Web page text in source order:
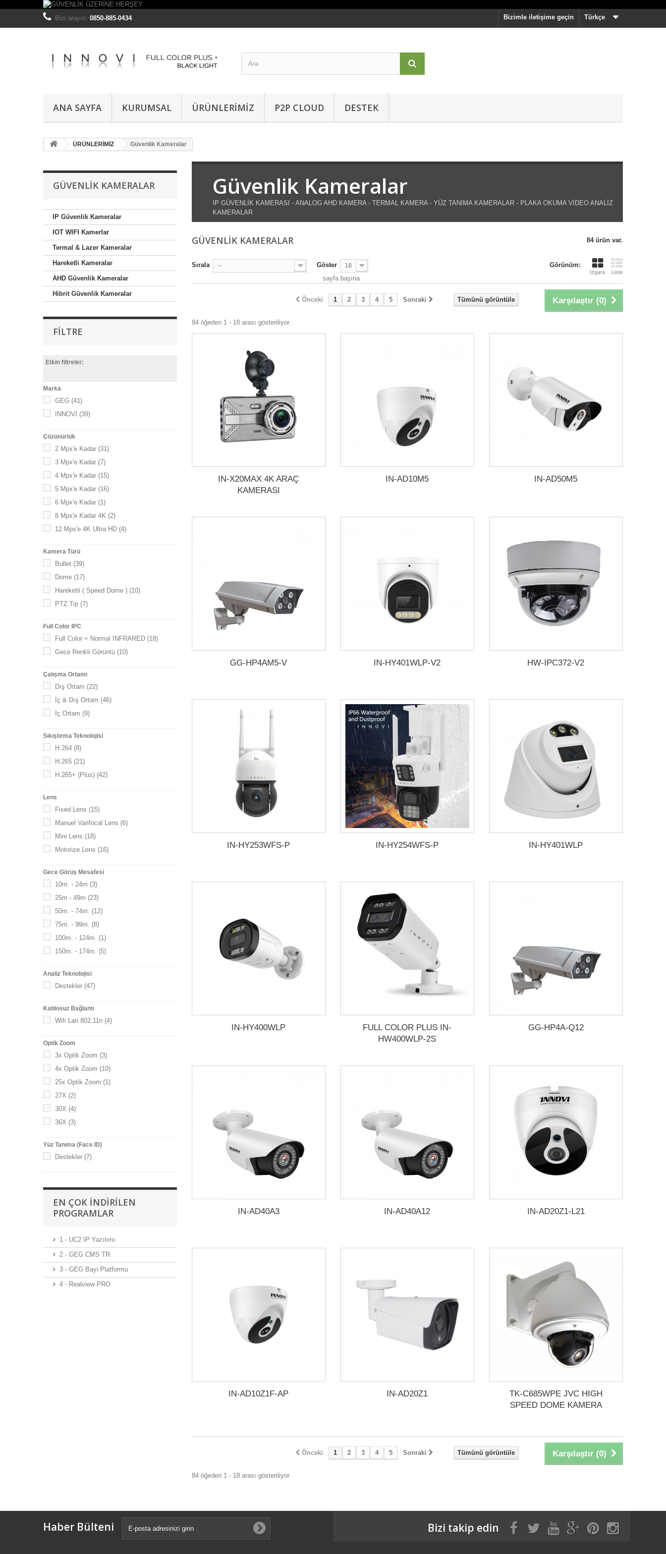
Türkçe
Bizimle iletişime geçin
Bizi arayın: 0850-885-0434
ANA SAYFA KURUMSAL ÜRÜNLERİMİZ P2P CLOUD DESTEK
ÜRÜNLERİMİZ Güvenlik Kameralar
GÜVENLIK KAMERALAR
IP Güvenlik Kameralar
IOT WIFI Kamerlar
Termal & Lazer Kameralar
Hareketli Kameralar
AHD Güvenlik Kameralar
Hibrit Güvenlik Kameralar
FILTRE
Etkin filtreler:
Marka
GEG (41)
INNOVI (39)
Çözünürlük
2 Mpx'e Kadar (31)
3 Mpx'e Kadar (7)
4 Mpx'e Kadar (15)
5 Mpx'e Kadar (16)
6 Mpx'e Kadar (1)
8 Mpx'e Kadar 4K (2)
12 Mpx'e 4K Ultra HD (4)
Kamera Türü
Bullet (39)
Dome (17)
Hareketli ( Speed Dome ) (10)
PTZ Tip (7)
Full Color IPC
Full Color + Normal INFRARED (18)
Gece Renkli Görüntü (10)
Çalışma Ortamı
Dış Ortam (22)
İç & Dış Ortam (46)
İç Ortam (9)
Sıkıştırma Teknolojisi
H.264 (8)
H.265 (21)
H.265+ (Plus) (42)
Lens
Fixed Lens (15)
Manuel Varifocal Lens (6)
Mini Lens (18)
Motorize Lens (16)
Gece Görüş Mesafesi
10m. - 24m (3)
25m - 49m (23)
50m. - 74m. (12)
75m. - 99m. (8)
100m. - 124m. (1)
150m. - 174m. (5)
Analiz Teknolojisi
Destekler (47)
Kablosuz Bağlantı
Wifi Lan 802.11n (4)
Optik Zoom
3x Optik Zoom (3)
4x Optik Zoom (10)
25x Optik Zoom (1)
27X (2)
30X (4)
36X (3)
Yüz Tanıma (Face ID)
Destekler (7)
EN ÇOK İNDIRILEN
PROGRAMLAR
1 - UC2 IP Yazılımı
2 - GEG CMS TR
3 - GEG Bayi Platformu
4 - Realview PRO
Güvenlik Kameralar
IP GÜVENLİK KAMERASI - ANALOG AHD KAMERA - TERMAL KAMERA - YÜZ TANIMA KAMERALAR - PLAKA OKUMA VİDEO ANALİZ
KAMERALAR
GÜVENLIK KAMERALAR 84 ürün var.
Görünüm:
Izgara Liste
Sırala -- Göster 18
sayfa başına
Karşılaştır (0)
Tümünü görüntüle
Önceki 1 2 3 4 5 Sonraki
84 öğeden 1 - 18 arası gösteriliyor
IN-X20MAX 4K ARAÇ
KAMERASI
IN-AD10M5 IN-AD50M5
GG-HP4AM5-V IN-HY401WLP-V2 HW-IPC372-V2
IN-HY253WFS-P IN-HY254WFS-P IN-HY401WLP
IN-HY400WLP
FULL COLOR PLUS IN-
HW400WLP-2S
GG-HP4A-Q12
IN-AD40A3 IN-AD40A12 IN-AD20Z1-L21
IN-AD10Z1F-AP IN-AD20Z1
TK-C685WPE JVC HIGH
SPEED DOME KAMERA
Karşılaştır (0)
Tümünü görüntüle
Önceki 1 2 3 4 5 Sonraki
84 öğeden 1 - 18 arası gösteriliyor
Haber Bülteni Bizi takip edin